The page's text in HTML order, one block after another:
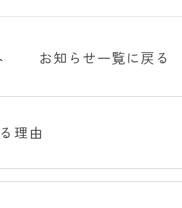
お知らせ一覧に戻る
理由